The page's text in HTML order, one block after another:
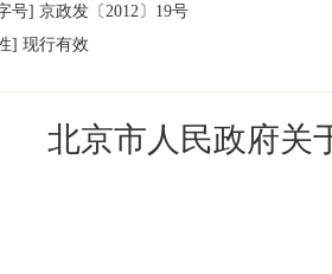
号] 京政发 〔2012〕 19号
] 现行有效
北京市人民政府关